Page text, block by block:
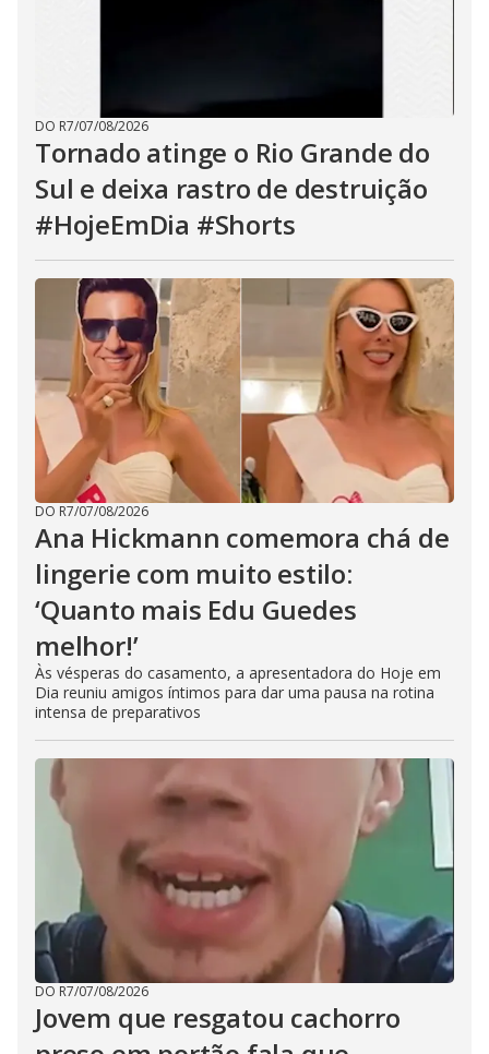
DO R7/07/08/2026
Tornado atinge o Rio Grande do
Sul e deixa rastro de destruição
#HojeEmDia #Shorts
DO R7/07/08/2026
Ana Hickmann comemora chá de
lingerie com muito estilo:
‘Quanto mais Edu Guedes
melhor!’
Às vésperas do casamento, a apresentadora do Hoje em
Dia reuniu amigos íntimos para dar uma pausa na rotina
intensa de preparativos
DO R7/07/08/2026
Jovem que resgatou cachorro